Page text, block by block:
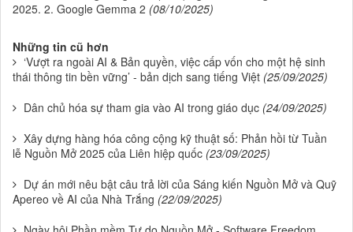
2025. 2. Google Gemma 2 (08/10/2025)
Những tin cũ hơn
‘Vượt ra ngoài AI & Bản quyền, việc cấp vốn cho một hệ sinh
thái thông tin bền vững’ - bản dịch sang tiếng Việt (25/09/2025)
Dân chủ hóa sự tham gia vào AI trong giáo dục (24/09/2025)
Xây dựng hàng hóa công cộng kỹ thuật số: Phản hồi từ Tuần
lễ Nguồn Mở 2025 của Liên hiệp quốc (23/09/2025)
Dự án mới nêu bật câu trả lời của Sáng kiến Nguồn Mở và Quỹ
Apereo về AI của Nhà Trắng (22/09/2025)